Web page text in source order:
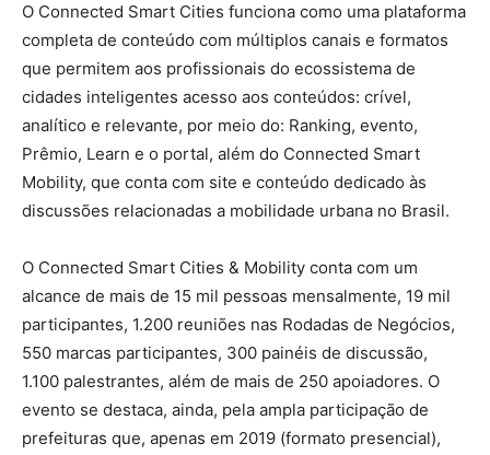
O Connected Smart Cities funciona como uma plataforma
completa de conteúdo com múltiplos canais e formatos
que permitem aos profissionais do ecossistema de
cidades inteligentes acesso aos conteúdos: crível,
analítico e relevante, por meio do: Ranking, evento,
Prêmio, Learn e o portal, além do Connected Smart
Mobility, que conta com site e conteúdo dedicado às
discussões relacionadas a mobilidade urbana no Brasil.
O Connected Smart Cities & Mobility conta com um
alcance de mais de 15 mil pessoas mensalmente, 19 mil
participantes, 1.200 reuniões nas Rodadas de Negócios,
550 marcas participantes, 300 painéis de discussão,
1.100 palestrantes, além de mais de 250 apoiadores. O
evento se destaca, ainda, pela ampla participação de
prefeituras que, apenas em 2019 (formato presencial),